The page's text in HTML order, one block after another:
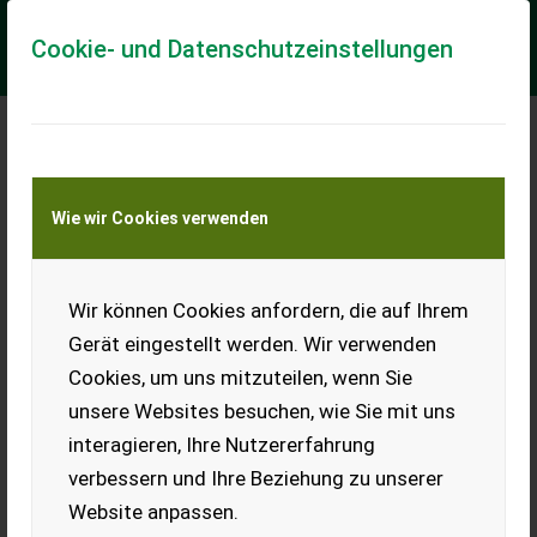
Cookie- und Datenschutzeinstellungen
Wie wir Cookies verwenden
Wir können Cookies anfordern, die auf Ihrem
Gerät eingestellt werden. Wir verwenden
Cookies, um uns mitzuteilen, wenn Sie
unsere Websites besuchen, wie Sie mit uns
interagieren, Ihre Nutzererfahrung
verbessern und Ihre Beziehung zu unserer
Website anpassen.
Meine Transportkostenanfrage
Transport von Land- und Baumaschinen –
KEINE Tiertransporte
Stapler Toyota FBM 16
Elektro 80 V
Elektrostapler FBM 16, 80 V
Elektro, Ladegerät neuwertig
Tebetron, Batterie leider
defekt.
EUR 0